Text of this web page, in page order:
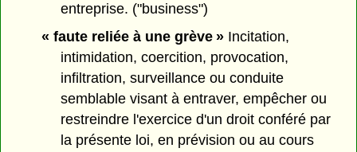
entreprise. ("business")
« faute reliée à une grève »Incitation,
intimidation, coercition, provocation,
infiltration, surveillance ou conduite
semblable visant à entraver, empêcher ou
restreindre l'exercice d'un droit conféré par
la présente loi, en prévision ou au cours